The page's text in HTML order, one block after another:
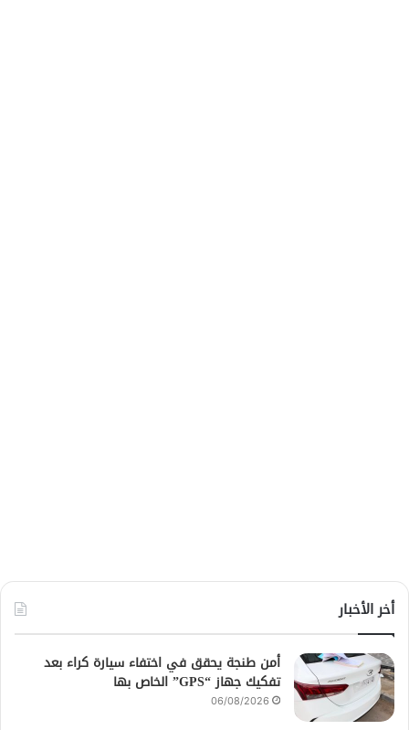
أخر الأخبار
أمن طنجة يحقق في اختفاء سيارة كراء بعد
تفكيك جهاز “GPS” الخاص بها
06/08/2026